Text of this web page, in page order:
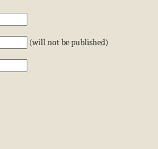
(will not be published)